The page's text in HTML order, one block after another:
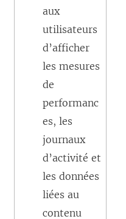
aux
utilisateurs
d’afficher
les mesures
de
performanc
es, les
journaux
d’activité et
les données
liées au
contenu